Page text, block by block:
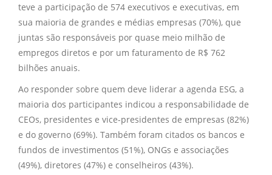
teve a participação de 574 executivos e executivas, em
sua maioria de grandes e médias empresas (70%), que
juntas são responsáveis por quase meio milhão de
empregos diretos e por um faturamento de R$ 762
bilhões anuais.
Ao responder sobre quem deve liderar a agenda ESG, a
maioria dos participantes indicou a responsabilidade de
CEOs, presidentes e vice-presidentes de empresas (82%)
e do governo (69%). Também foram citados os bancos e
fundos de investimentos (51%), ONGs e associações
(49%), diretores (47%) e conselheiros (43%).